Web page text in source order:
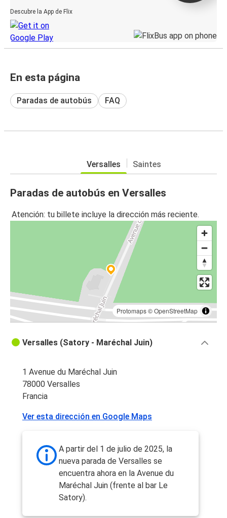
Descubre la App de Flix
En esta página
Paradas de autobús FAQ
Versalles Saintes
Paradas de autobús en Versalles
Atención: tu billete incluye la dirección más reciente.
Protomaps©OpenStreetMap
Versalles (Satory - Maréchal Juin)
1 Avenue du Maréchal Juin
78000 Versalles
Francia
Ver esta dirección en Google Maps
A partir del 1 de julio de 2025, la
nueva parada de Versalles se
encuentra ahora en la Avenue du
Maréchal Juin (frente al bar Le
Satory).